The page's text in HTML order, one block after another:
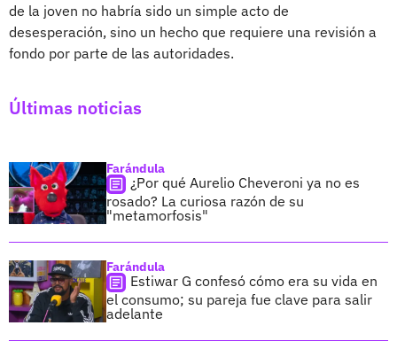
de la joven no habría sido un simple acto de
desesperación, sino un hecho que requiere una revisión a
fondo por parte de las autoridades.
Últimas noticias
Farándula
¿Por qué Aurelio Cheveroni ya no es
rosado? La curiosa razón de su
"metamorfosis"
Farándula
Estiwar G confesó cómo era su vida en
el consumo; su pareja fue clave para salir
adelante